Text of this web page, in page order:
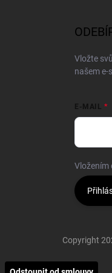
Vložte
našem e-
E-MAIL
Vložením
Copyright